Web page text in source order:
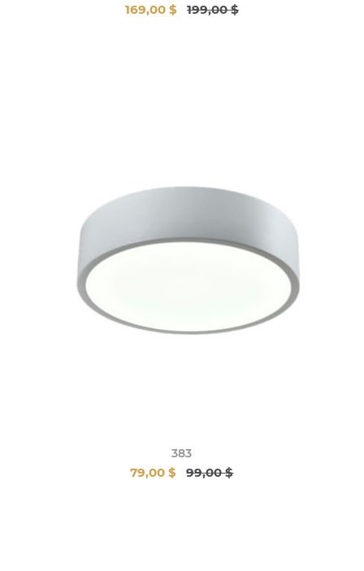
169,00 $ 199,00 $
383
79,00 $ 99,00 $